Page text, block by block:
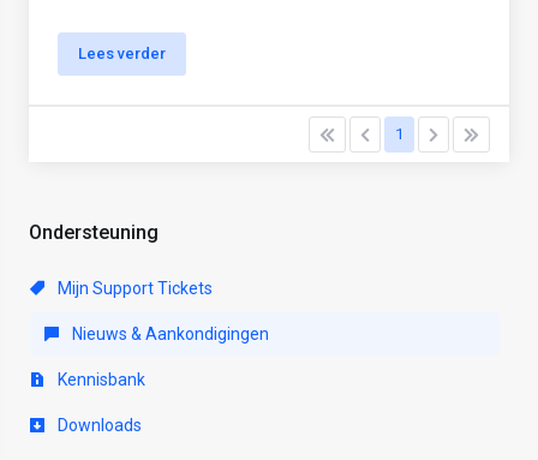
Ondersteuning
Mijn Support Tickets
Nieuws & Aankondigingen
Kennisbank
Downloads
Lees verder
1